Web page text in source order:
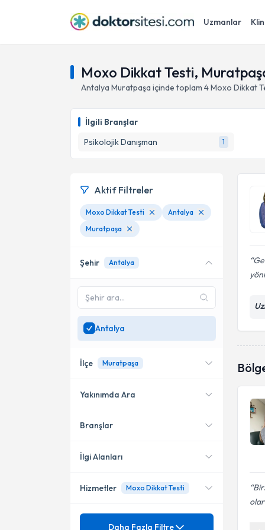
Uzmanlar
Moxo Dikkat Testi,
Antalya Muratpaşa içinde toplam 4Moxo Dikkat
İlgili Branşlar
Psikolojik Danışman
1
Aktif Filtreler
Moxo Dikkat Testi
Antalya
Muratpaşa
Şehir Antalya
Antalya
İlçe Muratpaşa
Alanya
Manavgat
Yakınımda Ara
Konumuma yakın uzmanları
Branşlar
Psikolojik Danışman
İlgi Alanları
Ağrılı Cinsellik
Hizmetler Moxo Dikkat Testi
Mezuniyet
Daha Fazla Filtre